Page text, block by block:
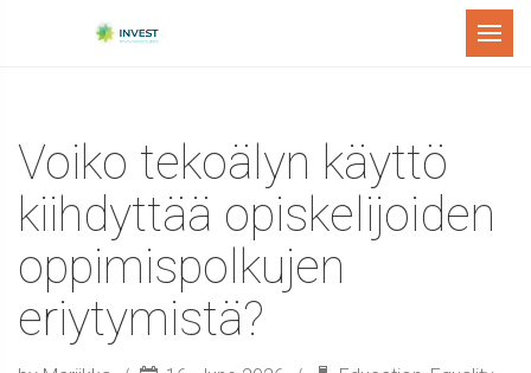
Menu
Voiko tekoälyn käyttö
kiihdyttää opiskelijoiden
oppimispolkujen
eriytymistä?